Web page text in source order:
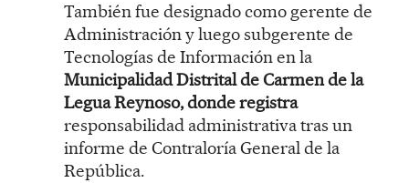
También fue designado como gerente de
Administración y luego subgerente de
Tecnologías de Información en la
Municipalidad Distrital de Carmen de la
Legua Reynoso, donde registra
responsabilidad administrativa tras un
informe de Contraloría General de la
República.